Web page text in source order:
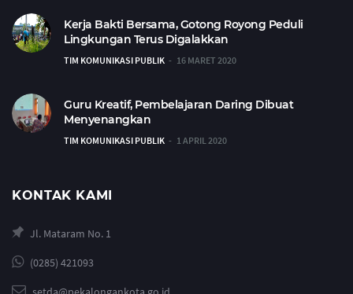
Kerja Bakti Bersama, Gotong Royong Peduli
Lingkungan Terus Digalakkan
TIM KOMUNIKASI PUBLIK 16 MARET 2020
Guru Kreatif, Pembelajaran Daring Dibuat
Menyenangkan
TIM KOMUNIKASI PUBLIK 1 APRIL 2020
KONTAK KAMI
Jl. Mataram No. 1
(0285) 421093